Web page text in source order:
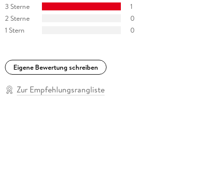
3 Sterne
1
2 Sterne
0
1 Stern
0
Eigene Bewertung schreiben
Zur Empfehlungsrangliste